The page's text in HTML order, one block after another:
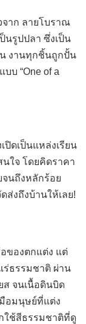
จาก ลายโบราณ
นรูปปลา ซึ่งเป็น
งานทุกชิ้นถูกปั้น
บ “One of a
ปิดเป็นแหล่งเรียน
ใจ โดยคิดราคา
นถึงหลักร้อย
ส่งถึงบ้านให้เลย!
ของตกแต่ง แต่
ธรรมชาติ ผ่าน
ส จนเนื้อดินบิด
อมนุษย์ที่แต่ง
ใช้สีธรรมชาติที่ดู